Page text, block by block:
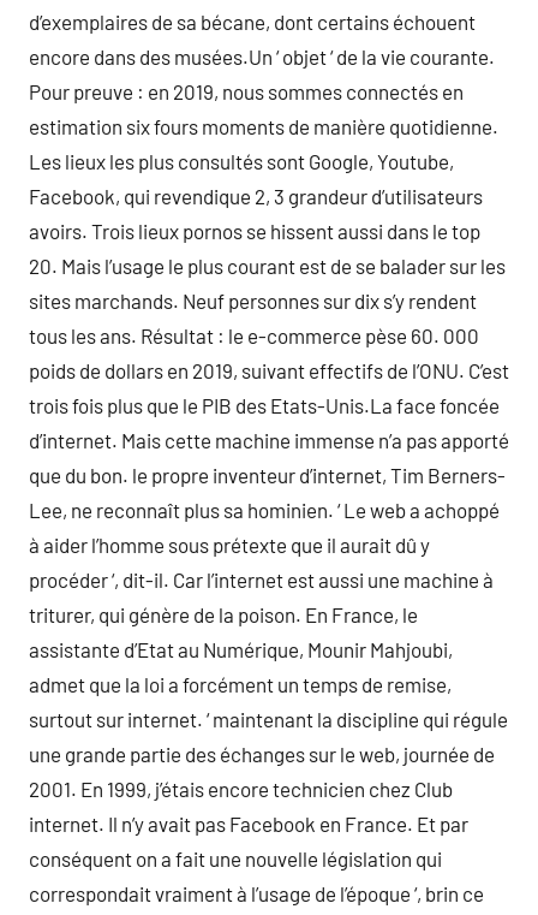
d’exemplaires de sa bécane, dont certains échouent
encore dans des musées.Un ‘ objet ‘ de la vie courante.
Pour preuve : en 2019, nous sommes connectés en
estimation six fours moments de manière quotidienne.
Les lieux les plus consultés sont Google, Youtube,
Facebook, qui revendique 2, 3 grandeur d’utilisateurs
avoirs. Trois lieux pornos se hissent aussi dans le top
20. Mais l’usage le plus courant est de se balader sur les
sites marchands. Neuf personnes sur dix s’y rendent
tous les ans. Résultat : le e-commerce pèse 60. 000
poids de dollars en 2019, suivant effectifs de l’ONU. C’est
trois fois plus que le PIB des Etats-Unis.La face foncée
d’internet. Mais cette machine immense n’a pas apporté
que du bon. le propre inventeur d’internet, Tim Berners-
Lee, ne reconnaît plus sa hominien. ‘ Le web a achoppé
à aider l’homme sous prétexte que il aurait dû y
procéder ‘, dit-il. Car l’internet est aussi une machine à
triturer, qui génère de la poison. En France, le
assistante d’Etat au Numérique, Mounir Mahjoubi,
admet que la loi a forcément un temps de remise,
surtout sur internet. ‘ maintenant la discipline qui régule
une grande partie des échanges sur le web, journée de
2001. En 1999, j’étais encore technicien chez Club
internet. Il n’y avait pas Facebook en France. Et par
conséquent on a fait une nouvelle législation qui
correspondait vraiment à l’usage de l’époque ‘, brin ce